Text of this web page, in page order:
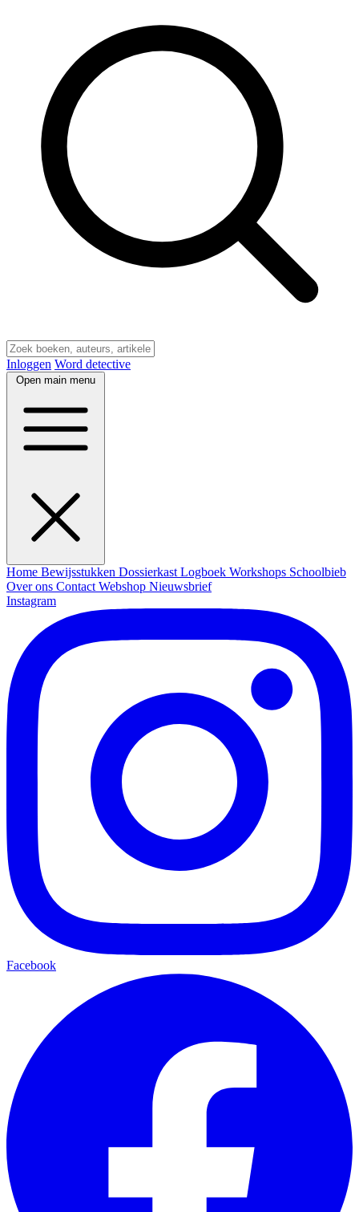
Inloggen Word detective
Open main menu
Home Bewijsstukken Dossierkast Logboek Workshops Schoolbieb
Over ons Contact Webshop Nieuwsbrief
Instagram
Facebook